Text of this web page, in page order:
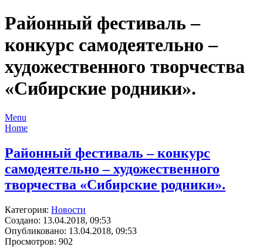
Районный фестиваль –
конкурс самодеятельно –
художественного творчества
«Сибирские родники».
Menu
Home
Районный фестиваль – конкурс
самодеятельно – художественного
творчества «Сибирские родники».
Категория: Новости
Создано: 13.04.2018, 09:53
Опубликовано: 13.04.2018, 09:53
Просмотров: 902